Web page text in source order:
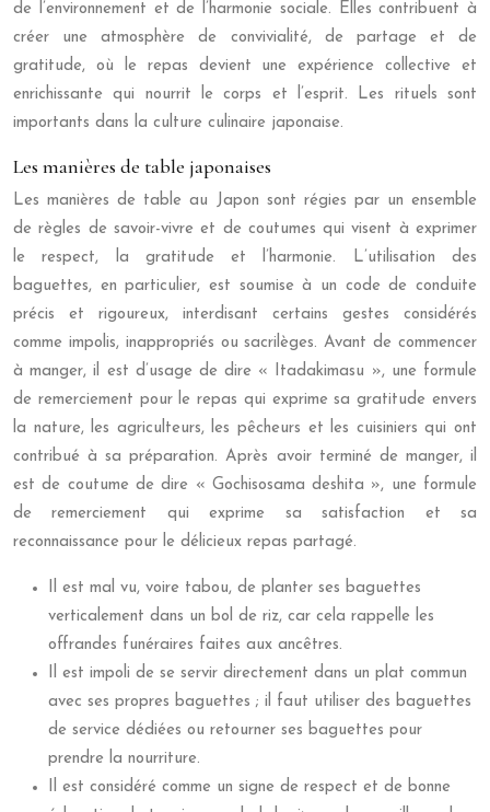
de l’environnement et de l’harmonie sociale. Elles contribuent à
créer une atmosphère de convivialité, de partage et de
gratitude, où le repas devient une expérience collective et
enrichissante qui nourrit le corps et l’esprit. Les rituels sont
importants dans la culture culinaire japonaise.
Les manières de table japonaises
Les manières de table au Japon sont régies par un ensemble
de règles de savoir-vivre et de coutumes qui visent à exprimer
le respect, la gratitude et l’harmonie. L’utilisation des
baguettes, en particulier, est soumise à un code de conduite
précis et rigoureux, interdisant certains gestes considérés
comme impolis, inappropriés ou sacrilèges. Avant de commencer
à manger, il est d’usage de dire « Itadakimasu », une formule
de remerciement pour le repas qui exprime sa gratitude envers
la nature, les agriculteurs, les pêcheurs et les cuisiniers qui ont
contribué à sa préparation. Après avoir terminé de manger, il
est de coutume de dire « Gochisosama deshita », une formule
de remerciement qui exprime sa satisfaction et sa
reconnaissance pour le délicieux repas partagé.
Il est mal vu, voire tabou, de planter ses baguettes
verticalement dans un bol de riz, car cela rappelle les
offrandes funéraires faites aux ancêtres.
Il est impoli de se servir directement dans un plat commun
avec ses propres baguettes ; il faut utiliser des baguettes
de service dédiées ou retourner ses baguettes pour
prendre la nourriture.
Il est considéré comme un signe de respect et de bonne